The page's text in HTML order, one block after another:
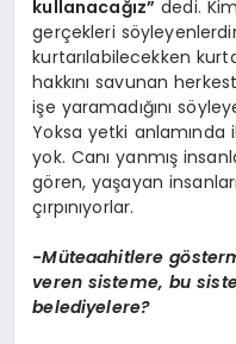
kullanacağız” dedi.
gerçekleri
kurtarılabilecekken
hakkını savunan
işe yaramadığını
Yoksa yetki anlamında
yok. Canı yanmış
gören, yaşayan
çırpınıyorlar.
-Müteaahitlere
veren sisteme, bu
belediyelere?